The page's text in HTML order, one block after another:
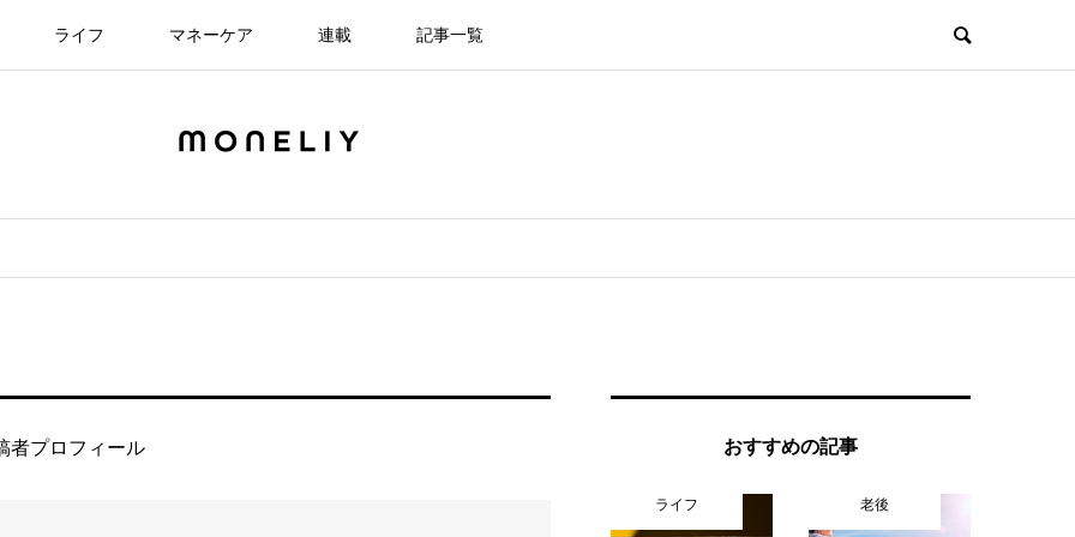
ライフ マネーケア 連載 記事一覧
者プロフィール おすすめの記事
ライフ 老後